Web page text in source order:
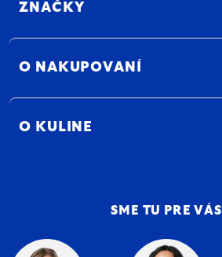
ZNAČKY
O NAKUPOVANÍ
O KULINE
SME TU PRE VÁS